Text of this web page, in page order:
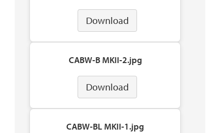
Download
CABW-B MKII-2.jpg
Download
CABW-BL MKII-1.jpg